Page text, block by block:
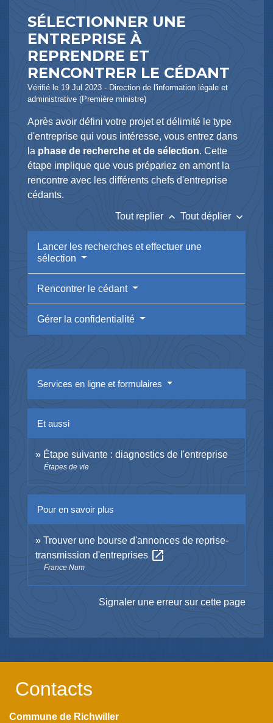
SÉLECTIONNER UNE
ENTREPRISE À
REPRENDRE ET
RENCONTRER LE CÉDANT
Vérifié le 19 Jul 2023 - Direction de l'information légale et
administrative (Première ministre)
Après avoir défini votre projet et délimité le type
d'entreprise qui vous intéresse, vous entrez dans
la phase de recherche et de sélection. Cette
étape implique que vous prépariez en amont la
rencontre avec les différents chefs d'entreprise
cédants.
Tout replierkeyboard_arrow_up Tout déplier keyboard_arrow_down
Lancer les recherches et effectuer une
sélection
Rencontrer le cédant
Gérer la confidentialité
Services en ligne et formulaires
Et aussi
Étape suivante : diagnostics de l'entreprise
Étapes de vie
Pour en savoir plus
Trouver une bourse d'annonces de reprise-
transmission d'entreprises open_in_new
France Num
Signaler une erreur sur cette page
Contacts
Commune de Richwiller